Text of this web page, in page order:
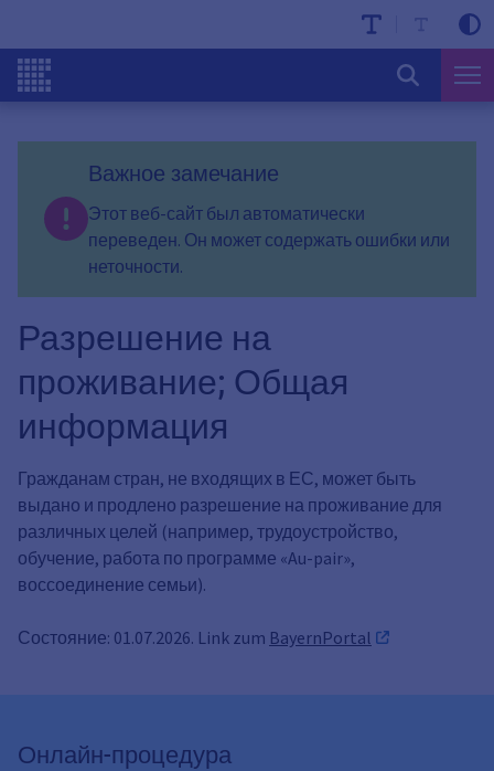
Важное замечание
Этот веб-сайт был автоматически
переведен. Он может содержать ошибки или
неточности.
Разрешение на
проживание; Общая
информация
Гражданам стран, не входящих в ЕС, может быть
выдано и продлено разрешение на проживание для
различных целей (например, трудоустройство,
обучение, работа по программе «Au-pair»,
воссоединение семьи).
Состояние: 01.07.2026. Link zum BayernPortal
Онлайн-процедура